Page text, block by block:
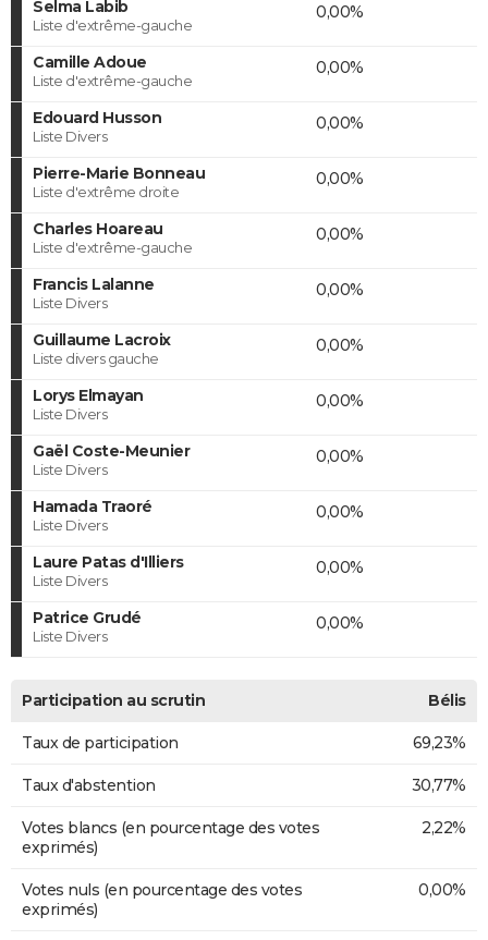
Selma Labib
Liste d'extrême-gauche
0,00%
Camille Adoue
Liste d'extrême-gauche
0,00%
Edouard Husson
Liste Divers
0,00%
Pierre-Marie Bonneau
Liste d'extrême droite
0,00%
Charles Hoareau
Liste d'extrême-gauche
0,00%
Francis Lalanne
Liste Divers
0,00%
Guillaume Lacroix
Liste divers gauche
0,00%
Lorys Elmayan
Liste Divers
0,00%
Gaël Coste-Meunier
Liste Divers
0,00%
Hamada Traoré
Liste Divers
0,00%
Laure Patas d'Illiers
Liste Divers
0,00%
Patrice Grudé
Liste Divers
0,00%
Participation au scrutin Bélis
Taux de participation 69,23%
Taux d'abstention 30,77%
Votes blancs (en pourcentage des votes
exprimés)
2,22%
Votes nuls (en pourcentage des votes
exprimés)
0,00%